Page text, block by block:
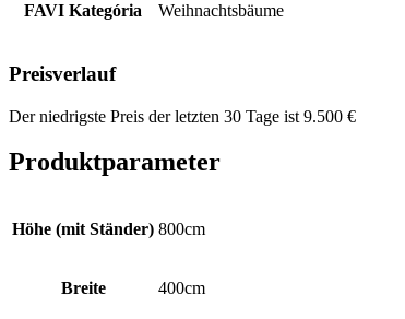
FAVI Kategória Weihnachtsbäume
Preisverlauf
Der niedrigste Preis der letzten 30 Tage ist 9.500 €
Produktparameter
Höhe (mit Ständer) 800cm
Breite 400cm